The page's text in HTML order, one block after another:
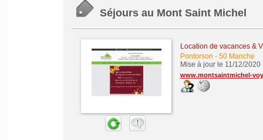
Séjours au Mont Saint Michel
Location de vacances &
Pontorson - 50 Manche
Mise à jour le 11/12/2020
www.montsaintmichel-